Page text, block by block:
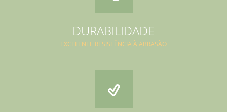
DURABILIDADE
EXCELENTE RESISTÊNCIA À ABRASÃO